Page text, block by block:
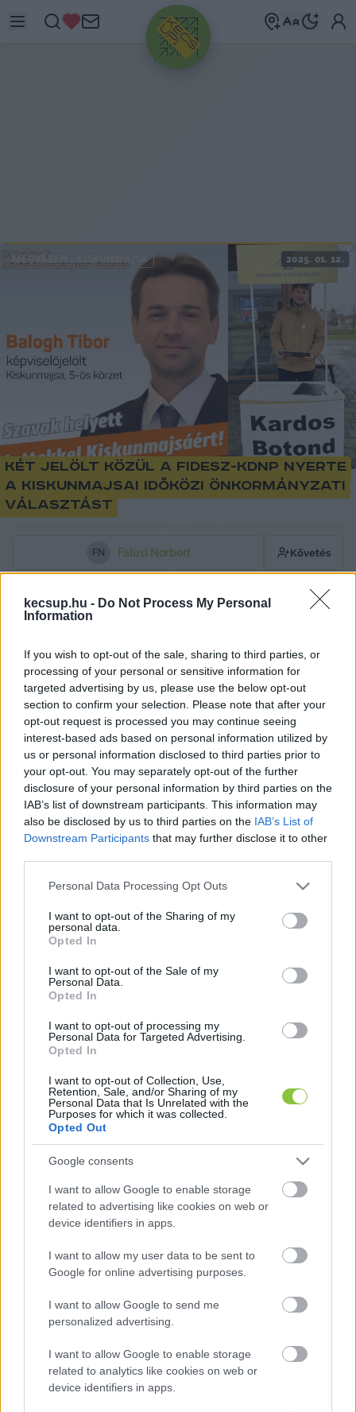
kecsup.hu - Do Not Process My Personal
Information
If you wish to opt-out of the sale, sharing to third parties, or
processing of your personal or sensitive information for
targeted advertising by us, please use the below opt-out
section to confirm your selection. Please note that after your
opt-out request is processed you may continue seeing
interest-based ads based on personal information utilized by
us or personal information disclosed to third parties prior to
your opt-out. You may separately opt-out of the further
disclosure of your personal information by third parties on the
IAB’s list of downstream participants. This information may
also be disclosed by us to third parties on the IAB’s List of
Downstream Participants that may further disclose it to other
Please note that this website/app uses one or more Google
not limited to your visit or usage behaviour. You may click to
grant or deny consent to Google and its third-party tags to
use your data for below specified purposes in below Google
consent section.
Personal Data Processing Opt Outs
I want to opt-out of the Sharing of my
personal data.
Opted In
I want to opt-out of the Sale of my
Personal Data.
Opted In
I want to opt-out of processing my
Personal Data for Targeted Advertising.
Opted In
I want to opt-out of Collection, Use,
Retention, Sale, and/or Sharing of my
Personal Data that Is Unrelated with the
Purposes for which it was collected.
Opted Out
Google consents
I want to allow Google to enable storage
related to advertising like cookies on web or
device identifiers in apps.
I want to allow my user data to be sent to
Google for online advertising purposes.
I want to allow Google to send me
personalized advertising.
I want to allow Google to enable storage
related to analytics like cookies on web or
device identifiers in apps.
HIRDETÉS
MEGYÉBEN KISKUNMAJSA 2025. 01. 12.
Két jelölt közül a Fidesz-KDNP nyerte
a kiskunmajsai időközi önkormányzati
választást
FN Falusi Norbert Követés
nyerte az időközi önkormányzati választást
Kiskunmajsa 5. számú egyéni
választókerületében január 12-én. A
kormánypárti jelöltre 225-en voksoltak, a fiatal,
24 éves ellenzéki Kardos Botondra (Második
Reformkor Párt) 112-en. Rávai Mónika Éva – 10
évig volt a körzet fideszes képviselője, 2019 és
2024 között alpolgármester – a tavaly júniusban
választást.
írta: „mára Kiskunmajsa képviselő-testületének
több tagjával szemben olyan kibékíthetetlen
bizalmi válság alakult ki, mely a képviselői
munkám hatékonyságát súlyosan veszélyezteti,
ezért lemondtam a mandátumomról”.
Kiskunmajsai politikai körökben azt beszélték –
értesült nem megerősített információkból
lapunk, hogy Rávai lemondásában
közrejátszhatott, hogy nem választották újra
alpolgármesternek. A város testületének
összetétele szinte tisztán kormánypárti
kettő DK, egy független, továbbá a szintén
kormánypárti Patkós Zsolt polgármester. Rávai
múlt júniusban a DK jelöltjét győzte le, akkor is
csak ketten indultak.